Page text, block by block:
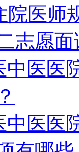
院医师
志愿
医医
医医